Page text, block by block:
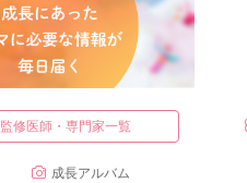
監修医師・専門家一覧
成長アルバム